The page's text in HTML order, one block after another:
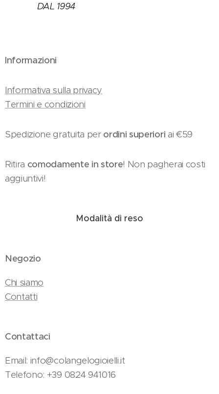
DAL 1994
Informazioni
Informativa sulla privacy
Termini e condizioni
Spedizione gratuita perordini superiori ai €59
Ritira comodamente in store! Non pagherai costi
aggiuntivi!
Modalità di reso
Negozio
Chi siamo
Contatti
Contattaci
Email: info@colangelogioielli.it
Telefono: +39 0824 941016